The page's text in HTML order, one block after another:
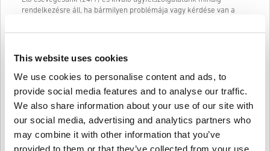
This website uses cookies
We use cookies to personalise content and ads, to
provide social media features and to analyse our traffic.
We also share information about your use of our site with
our social media, advertising and analytics partners who
may combine it with other information that you’ve
provided to them or that they’ve collected from your use
rendelkezésre áll, ha bármilyen problémája vagy kérdése van a
tölteni, és csak egy e-mail címre és egy érvényes fizetési módra
van szükség, így gyors és egyszerű a LEAGUE OF LEGENDS GAME
CARD 10 EUR való megvásárlása a livecards.net webhelyről.
Így működik a Livecards.neten
Jogi nyilatkozat